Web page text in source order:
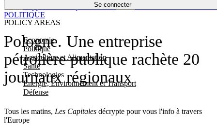
Se connecter
POLICY AREAS
Economie
Politique
Agriculture et Alimentation
Santé
Technologies
Energie, Environnement et Transport
Défense
Économie
Pologne. Une entreprise
pétrolière publique rachète 20
journaux régionaux
Tous les matins, Les Capitales décrypte pour vous l'info à travers
l'Europe
POLITIQUE